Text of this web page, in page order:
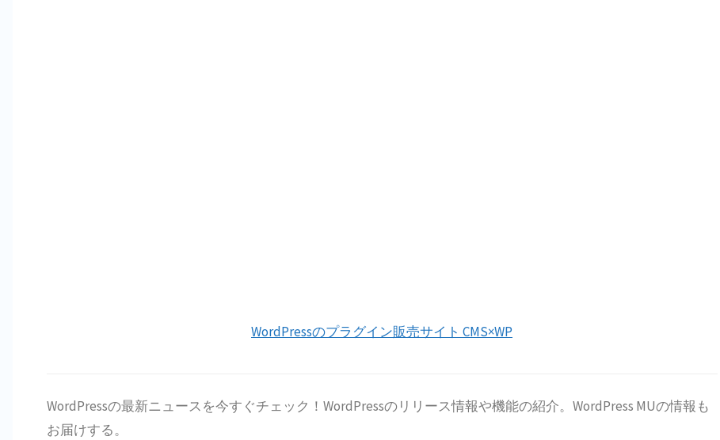
WordPressのプラグイン販売サイト CMS×WP
WordPressの最新ニュースを今すぐチェック！WordPressのリリース情報や機能の紹介。WordPress MUの情報も
お届けする。